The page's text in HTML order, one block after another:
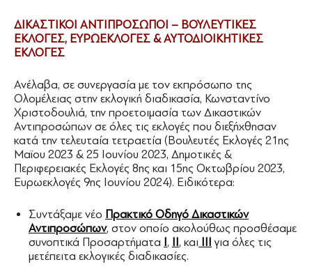
ΔΙΚΑΣΤΙΚΟΙ ΑΝΤΙΠΡΟΣΩΠΟΙ – ΒΟΥΛΕΥΤΙΚΕΣ
ΕΚΛΟΓΕΣ, ΕΥΡΩΕΚΛΟΓΕΣ & ΑΥΤΟΔΙΟΙΚΗΤΙΚΕΣ
ΕΚΛΟΓΕΣ
Ανέλαβα, σε συνεργασία με τον εκπρόσωπο της
Ολομέλειας στην εκλογική διαδικασία, Κωνσταντίνο
Χριστοδουλιά, την προετοιμασία των Δικαστικών
Αντιπροσώπων σε όλες τις εκλογές που διεξήχθησαν
κατά την τελευταία τετραετία (Βουλευτές Εκλογές 21ης
Μαϊου 2023 & 25 Ιουνίου 2023, Δημοτικές &
Περιφερειακές Εκλογές 8ης και 15ης Οκτωβρίου 2023,
Ευρωεκλογές 9ης Ιουνίου 2024). Ειδικότερα:
Συντάξαμε νέο Πρακτικό Οδηγό Δικαστικών
Αντιπροσώπων, στον οποίο ακολούθως προσθέσαμε
συνοπτικά Προσαρτήματα Ι, ΙΙ, και ΙΙΙ για όλες τις
μετέπειτα εκλογικές διαδικασίες.